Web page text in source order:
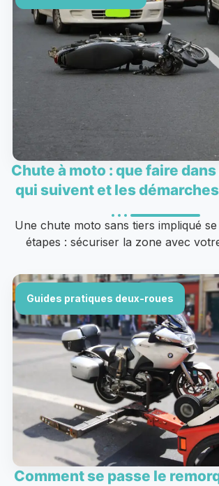
Chute à moto : que faire
qui suivent et les
Une chute moto sans tiers impliqué
étapes : sécuriser la zone avec
Guides pratiques deux-roues
Comment se passe le